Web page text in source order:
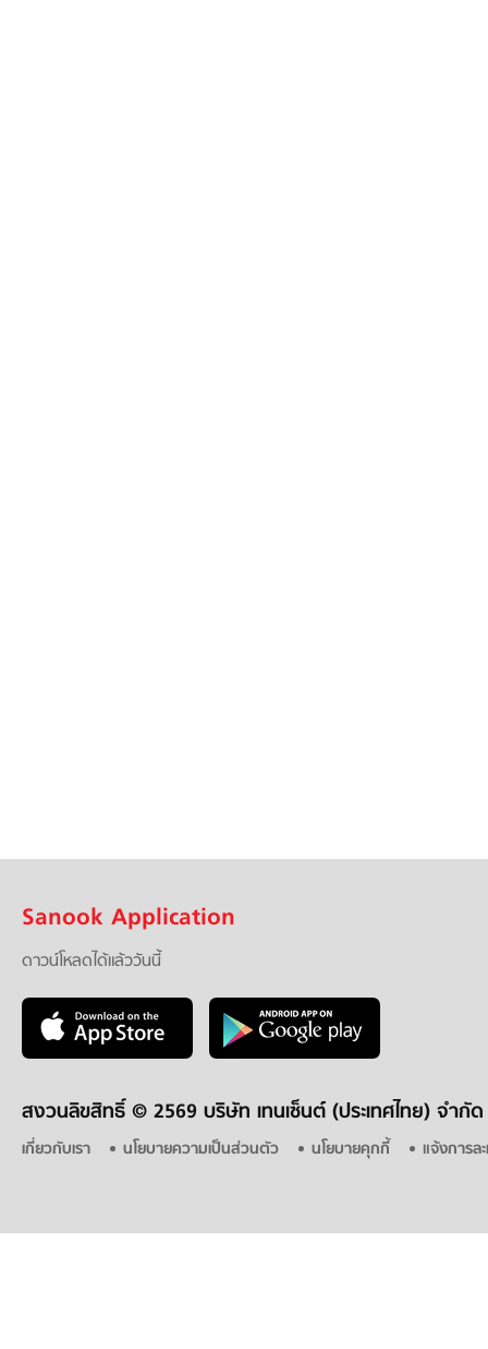
Sanook Application
ดาวน์โหลดได้แล้ววันนี้
สงวนลิขสิทธิ์ © 2569 บริษัท เทนเซ็นต์ (ประเทศไทย) จำกัด
เกี่ยวกับเรา นโยบายความเป็นส่วนตัว นโยบายคุกกี้ แจ้งการล